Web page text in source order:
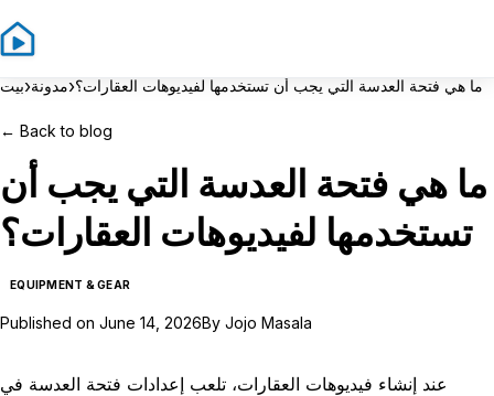
بيت›مدونة›ما هي فتحة العدسة التي يجب أن تستخدمها لفيديوهات العقارات؟
← Back to blog
ما هي فتحة العدسة التي يجب أن
تستخدمها لفيديوهات العقارات؟
EQUIPMENT & GEAR
Published on June 14, 2026By Jojo Masala
عند إنشاء فيديوهات العقارات، تلعب إعدادات فتحة العدسة في